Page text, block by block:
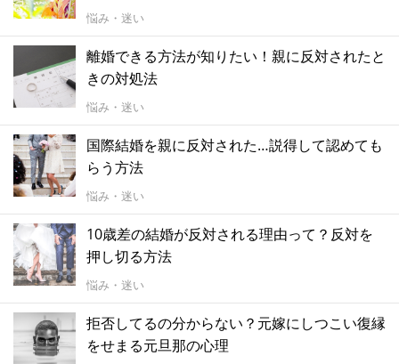
悩み・迷い
離婚できる方法が知りたい！親に反対されたと
きの対処法
悩み・迷い
国際結婚を親に反対された…説得して認めても
らう方法
悩み・迷い
10歳差の結婚が反対される理由って？反対を
押し切る方法
悩み・迷い
拒否してるの分からない？元嫁にしつこい復縁
をせまる元旦那の心理